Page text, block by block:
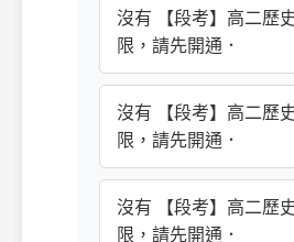
沒有 【段考】高二歷
限，請先開通．
沒有 【段考】高二歷
限，請先開通．
沒有 【段考】高二歷
限，請先開通．